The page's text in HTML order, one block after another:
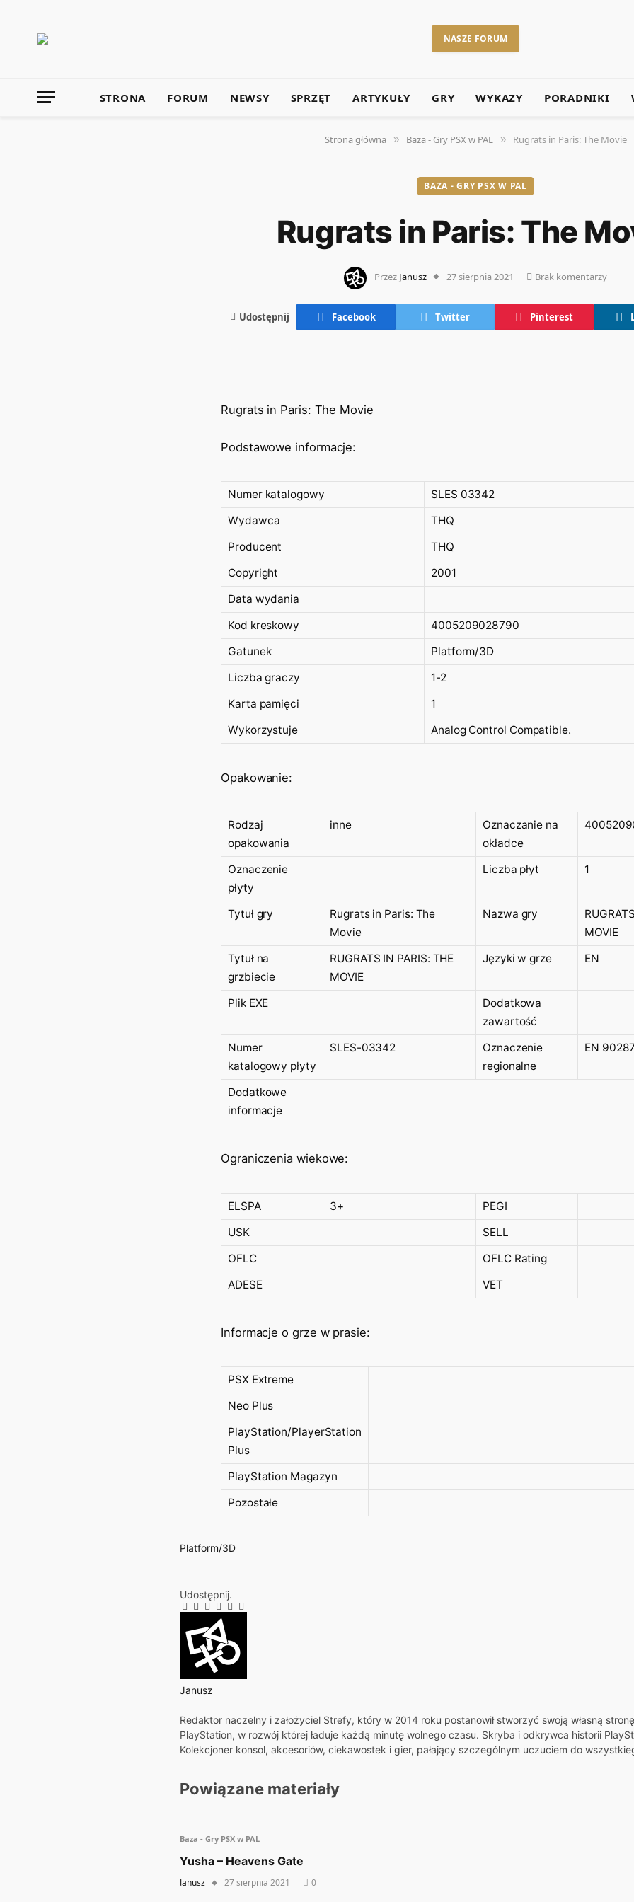
NASZE FORUM
STRONA FORUM NEWSY SPRZĘT ARTYKUŁY GRY WYKAZY PORADNIKI
Strona główna » Baza - Gry PSX w PAL » Rugrats in Paris: The Movie
BAZA - GRY PSX W PAL
Rugrats in Paris: The
Przez Janusz 27 sierpnia 2021 Brak komentarzy
Udostępnij Facebook Twitter Pinterest
Rugrats in Paris: The Movie
Podstawowe informacje:
Numer katalogowy
SLES 03342
Wydawca
THQ
Producent
THQ
Copyright
2001
Data wydania
Kod kreskowy
4005209028790
Gatunek
Platform/3D
Liczba graczy
1-2
Karta pamięci
1
Wykorzystuje
Analog Control Compatible.
Opakowanie:
Rodzaj
opakowania
inne
Oznaczanie na
okładce
Oznaczenie
płyty
Liczba płyt 1
Tytuł gry
Rugrats in Paris: The
Movie
Nazwa gry
MOVIE
Tytuł na
grzbiecie
RUGRATS IN PARIS: THE
MOVIE
Języki w grze EN
Plik EXE
Dodatkowa
zawartość
Numer
katalogowy płyty
SLES-03342
Oznaczenie
regionalne
EN
Dodatkowe
informacje
Ograniczenia wiekowe:
ELSPA 3+
PEGI
USK
SELL
OFLC
OFLC Rating
ADESE
VET
Informacje o grze w prasie:
PSX Extreme
Neo Plus
PlayStation/PlayerStation
Plus
PlayStation Magazyn
Pozostałe
Platform/3D
Udostępnij.
Facebook
Twitter
Pinterest
LinkedIn
Tumblr
E-
Janusz
internetowa
Redaktor naczelny i założyciel Strefy, który w 2014 roku postanowił stworzyć swoją własną
PlayStation, w rozwój której ładuje każdą minutę wolnego czasu. Skryba i odkrywca historii
Kolekcjoner konsol, akcesoriów, ciekawostek i gier, pałający szczególnym uczuciem do
Powiązane materiały
Baza - Gry PSX w PAL
Yusha – Heavens Gate
Janusz 27 sierpnia 2021 0